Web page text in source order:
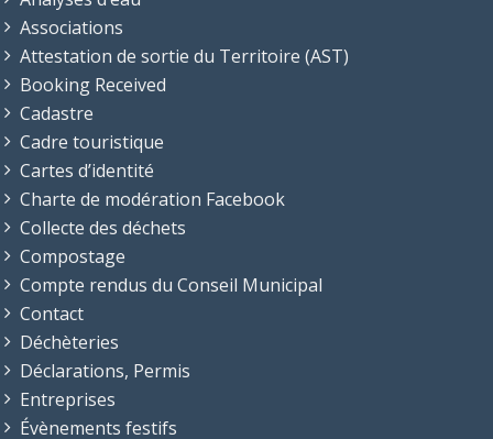
Associations
Attestation de sortie du Territoire (AST)
Booking Received
Cadastre
Cadre touristique
Cartes d’identité
Charte de modération Facebook
Collecte des déchets
Compostage
Compte rendus du Conseil Municipal
Contact
Déchèteries
Déclarations, Permis
Entreprises
Évènements festifs